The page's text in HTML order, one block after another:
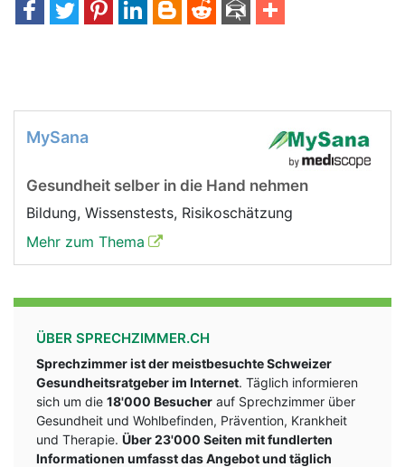
MySana
Gesundheit selber in die Hand nehmen
Bildung, Wissenstests, Risikoschätzung
Mehr zum Thema
ÜBER SPRECHZIMMER.CH
Sprechzimmer ist der meistbesuchte Schweizer
Gesundheitsratgeber im Internet. Täglich informieren
sich um die 18'000 Besucher auf Sprechzimmer über
Gesundheit und Wohlbefinden, Prävention, Krankheit
und Therapie. Über 23'000 Seiten mit fundlerten
Informationen umfasst das Angebot und täglich